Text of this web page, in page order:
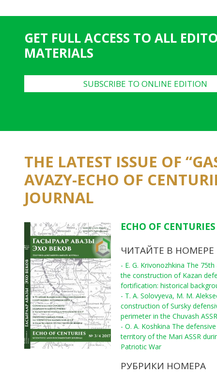
g
s
GET FULL ACCESS TO ALL
MATERIALS
SUBSCRIBE TO ONLINE EDITION
THE LATEST ISSUE OF
AVAZY-ECHO OF
JOURNAL
ECHO OF
ЧИТАЙТЕ В НОМЕРЕ
- E. G. Krivonozhkina The
the construction of Kazan
fortification: historical
- T. A. Solovyeva, M. M.
construction of Sursky
perimeter in the Chuvash ASSR
- O. A. Koshkina The
territory of the Mari ASSR
Patriotic War
РУБРИКИ НОМЕРА